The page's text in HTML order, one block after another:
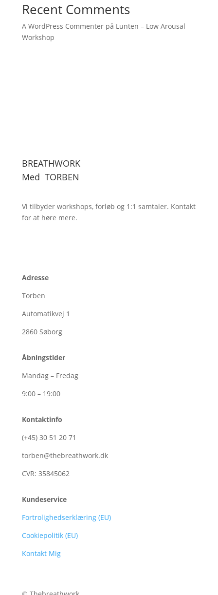
Recent Comments
A WordPress Commenterpå Lunten – Low Arousal
Workshop
BREATHWORK
Med TORBEN
Vi tilbyder workshops, forløb og 1:1 samtaler. Kontakt
for at høre mere.
Adresse
Torben
Automatikvej 1
2860 Søborg
Åbningstider
Mandag – Fredag
9:00 – 19:00
Kontaktinfo
(+45) 30 51 20 71
torben@thebreathwork.dk
CVR: 35845062
Kundeservice
Fortrolighedserklæring (EU)
Cookiepolitik (EU)
Kontakt Mig